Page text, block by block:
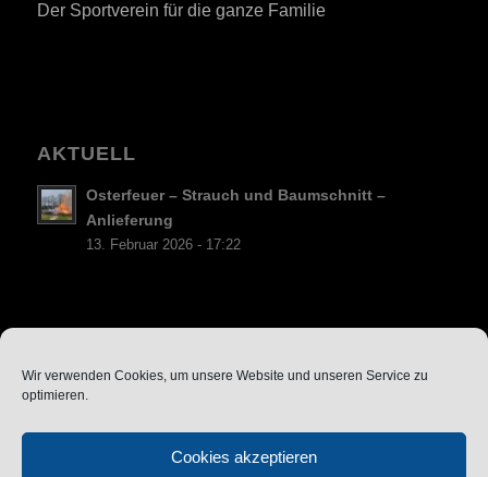
Wir verwenden Cookies, um unsere Website und unseren Service zu
optimieren.
Cookies akzeptieren
Der Sportverein für die ganze Familie
AKTUELL
Osterfeuer – Strauch und Baumschnitt –
Anlieferung
13. Februar 2026 - 17:22
Cookie-Richtlinie (EU)
Vereinssatzung